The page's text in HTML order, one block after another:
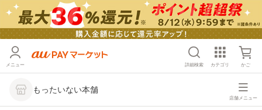
メニュー 詳細検索 カテゴリ かご
もったいない本舗
店舗メニュー